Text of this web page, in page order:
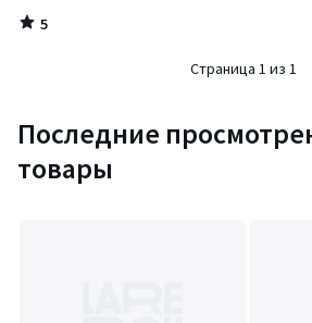
5
/
Страница 1 из 1
Последние
товары